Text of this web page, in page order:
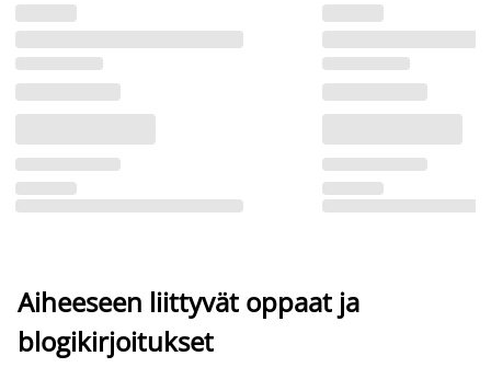
Aiheeseen liittyvät oppaat ja
blogikirjoitukset